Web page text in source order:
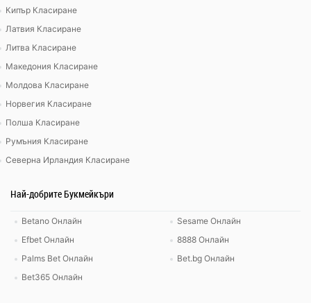
Кипър Класиране
Латвия Класиране
Литва Класиране
Македония Класиране
Молдова Класиране
Норвегия Класиране
Полша Класиране
Румъния Класиране
Северна Ирландия Класиране
Най-добрите Букмейкъри
Betano Онлайн
Efbet Онлайн
Palms Bet Онлайн
Bet365 Онлайн
Sesame Онлайн
8888 Онлайн
Bet.bg Онлайн